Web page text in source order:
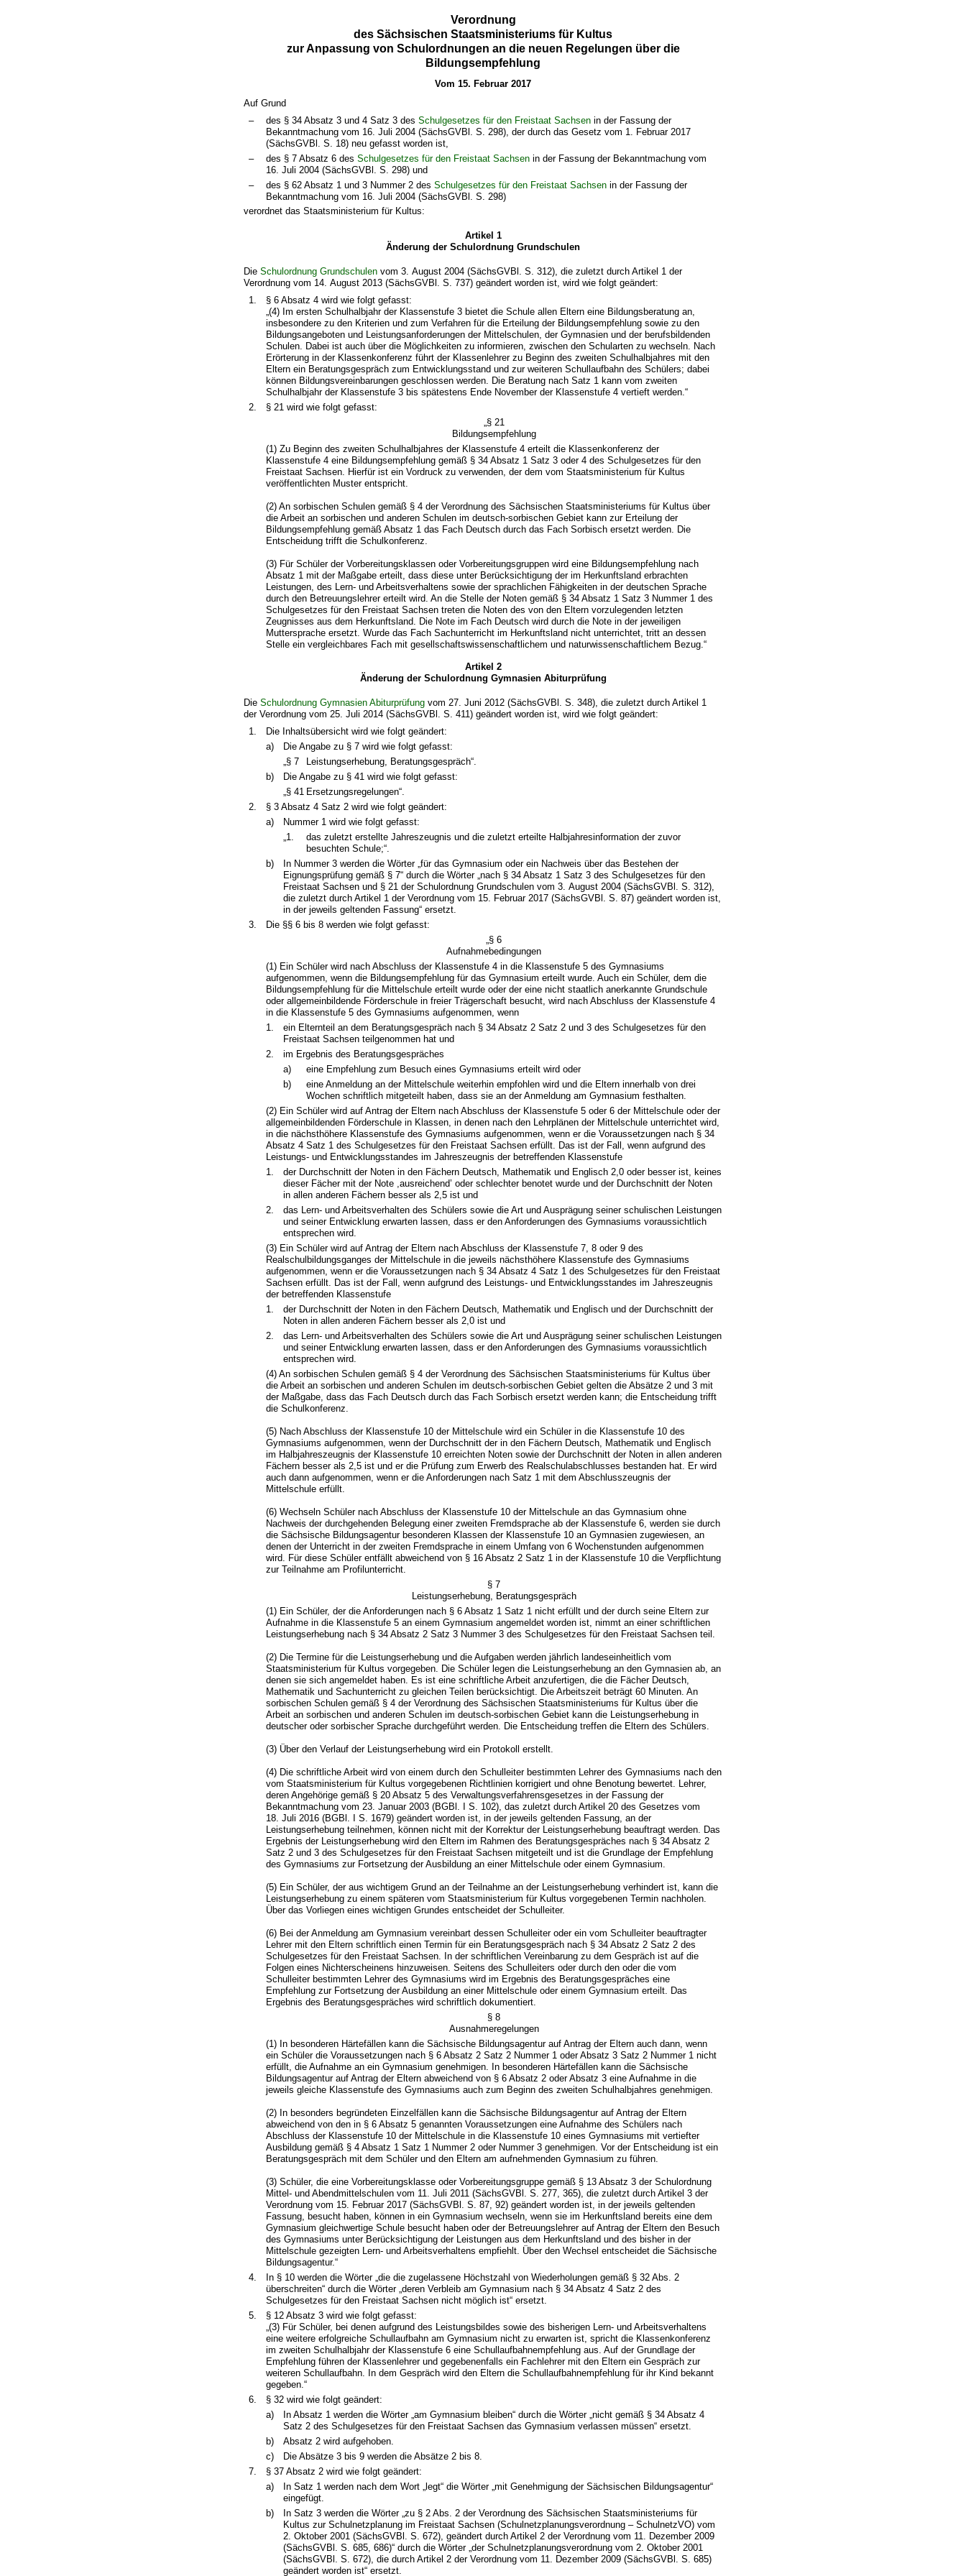
Verordnung
des Sächsischen Staatsministeriums für Kultus
zur Anpassung von Schulordnungen an die neuen Regelungen über die
Bildungsempfehlung
Vom 15. Februar 2017
Auf Grund
–
des § 34 Absatz 3 und 4 Satz 3 des Schulgesetzes für den Freistaat Sachsenin der Fassung der
Bekanntmachung vom 16. Juli 2004 (SächsGVBl. S. 298), der durch das Gesetz vom 1. Februar 2017
(SächsGVBl. S. 18) neu gefasst worden ist,
–
des § 7 Absatz 6 des Schulgesetzes für den Freistaat Sachsenin der Fassung der Bekanntmachung vom
16. Juli 2004 (SächsGVBl. S. 298) und
–
des § 62 Absatz 1 und 3 Nummer 2 des Schulgesetzes für den Freistaat Sachsenin der Fassung der
Bekanntmachung vom 16. Juli 2004 (SächsGVBl. S. 298)
verordnet das Staatsministerium für Kultus:
Artikel 1
Änderung der Schulordnung Grundschulen
DieSchulordnung Grundschulen vom 3. August 2004 (SächsGVBl. S. 312), die zuletzt durch Artikel 1 der
Verordnung vom 14. August 2013 (SächsGVBl. S. 737) geändert worden ist, wird wie folgt geändert:
1.
§ 6 Absatz 4 wird wie folgt gefasst:
„(4) Im ersten Schulhalbjahr der Klassenstufe 3 bietet die Schule allen Eltern eine Bildungsberatung an,
insbesondere zu den Kriterien und zum Verfahren für die Erteilung der Bildungsempfehlung sowie zu den
Bildungsangeboten und Leistungsanforderungen der Mittelschulen, der Gymnasien und der berufsbildenden
Schulen. Dabei ist auch über die Möglichkeiten zu informieren, zwischen den Schularten zu wechseln. Nach
Erörterung in der Klassenkonferenz führt der Klassenlehrer zu Beginn des zweiten Schulhalbjahres mit den
Eltern ein Beratungsgespräch zum Entwicklungsstand und zur weiteren Schullaufbahn des Schülers; dabei
können Bildungsvereinbarungen geschlossen werden. Die Beratung nach Satz 1 kann vom zweiten
Schulhalbjahr der Klassenstufe 3 bis spätestens Ende November der Klassenstufe 4 vertieft werden.“
2.
§ 21 wird wie folgt gefasst:
„§ 21
Bildungsempfehlung
(1) Zu Beginn des zweiten Schulhalbjahres der Klassenstufe 4 erteilt die Klassenkonferenz der
Klassenstufe 4 eine Bildungsempfehlung gemäß § 34 Absatz 1 Satz 3 oder 4 des Schulgesetzes für den
Freistaat Sachsen. Hierfür ist ein Vordruck zu verwenden, der dem vom Staatsministerium für Kultus
veröffentlichten Muster entspricht.
(2) An sorbischen Schulen gemäß § 4 der Verordnung des Sächsischen Staatsministeriums für Kultus über
die Arbeit an sorbischen und anderen Schulen im deutsch-sorbischen Gebiet kann zur Erteilung der
Bildungsempfehlung gemäß Absatz 1 das Fach Deutsch durch das Fach Sorbisch ersetzt werden. Die
Entscheidung trifft die Schulkonferenz.
(3) Für Schüler der Vorbereitungsklassen oder Vorbereitungsgruppen wird eine Bildungsempfehlung nach
Absatz 1 mit der Maßgabe erteilt, dass diese unter Berücksichtigung der im Herkunftsland erbrachten
Leistungen, des Lern- und Arbeitsverhaltens sowie der sprachlichen Fähigkeiten in der deutschen Sprache
durch den Betreuungslehrer erteilt wird. An die Stelle der Noten gemäß § 34 Absatz 1 Satz 3 Nummer 1 des
Schulgesetzes für den Freistaat Sachsen treten die Noten des von den Eltern vorzulegenden letzten
Zeugnisses aus dem Herkunftsland. Die Note im Fach Deutsch wird durch die Note in der jeweiligen
Muttersprache ersetzt. Wurde das Fach Sachunterricht im Herkunftsland nicht unterrichtet, tritt an dessen
Stelle ein vergleichbares Fach mit gesellschaftswissenschaftlichem und naturwissenschaftlichem Bezug.“
Artikel 2
Änderung der Schulordnung Gymnasien Abiturprüfung
DieSchulordnung Gymnasien Abiturprüfung vom 27. Juni 2012 (SächsGVBl. S. 348), die zuletzt durch Artikel 1
der Verordnung vom 25. Juli 2014 (SächsGVBl. S. 411) geändert worden ist, wird wie folgt geändert:
1.
Die Inhaltsübersicht wird wie folgt geändert:
a)
Die Angabe zu § 7 wird wie folgt gefasst:
„§ 7
Leistungserhebung, Beratungsgespräch“.
b)
Die Angabe zu § 41 wird wie folgt gefasst:
„§ 41 Ersetzungsregelungen“.
2.
§ 3 Absatz 4 Satz 2 wird wie folgt geändert:
a)
Nummer 1 wird wie folgt gefasst:
„1.
das zuletzt erstellte Jahreszeugnis und die zuletzt erteilte Halbjahresinformation der zuvor
besuchten Schule;“.
b)
In Nummer 3 werden die Wörter „für das Gymnasium oder ein Nachweis über das Bestehen der
Eignungsprüfung gemäß § 7“ durch die Wörter „nach § 34 Absatz 1 Satz 3 des Schulgesetzes für den
Freistaat Sachsen und § 21 der Schulordnung Grundschulen vom 3. August 2004 (SächsGVBl. S. 312),
die zuletzt durch Artikel 1 der Verordnung vom 15. Februar 2017 (SächsGVBl. S. 87) geändert worden ist,
in der jeweils geltenden Fassung“ ersetzt.
3.
Die §§ 6 bis 8 werden wie folgt gefasst:
„§ 6
Aufnahmebedingungen
(1) Ein Schüler wird nach Abschluss der Klassenstufe 4 in die Klassenstufe 5 des Gymnasiums
aufgenommen, wenn die Bildungsempfehlung für das Gymnasium erteilt wurde. Auch ein Schüler, dem die
Bildungsempfehlung für die Mittelschule erteilt wurde oder der eine nicht staatlich anerkannte Grundschule
oder allgemeinbildende Förderschule in freier Trägerschaft besucht, wird nach Abschluss der Klassenstufe 4
in die Klassenstufe 5 des Gymnasiums aufgenommen, wenn
1.
ein Elternteil an dem Beratungsgespräch nach § 34 Absatz 2 Satz 2 und 3 des Schulgesetzes für den
Freistaat Sachsen teilgenommen hat und
2.
im Ergebnis des Beratungsgespräches
a)
eine Empfehlung zum Besuch eines Gymnasiums erteilt wird oder
b)
eine Anmeldung an der Mittelschule weiterhin empfohlen wird und die Eltern innerhalb von drei
Wochen schriftlich mitgeteilt haben, dass sie an der Anmeldung am Gymnasium festhalten.
(2) Ein Schüler wird auf Antrag der Eltern nach Abschluss der Klassenstufe 5 oder 6 der Mittelschule oder der
allgemeinbildenden Förderschule in Klassen, in denen nach den Lehrplänen der Mittelschule unterrichtet wird,
in die nächsthöhere Klassenstufe des Gymnasiums aufgenommen, wenn er die Voraussetzungen nach § 34
Absatz 4 Satz 1 des Schulgesetzes für den Freistaat Sachsen erfüllt. Das ist der Fall, wenn aufgrund des
Leistungs- und Entwicklungsstandes im Jahreszeugnis der betreffenden Klassenstufe
1.
der Durchschnitt der Noten in den Fächern Deutsch, Mathematik und Englisch 2,0 oder besser ist, keines
dieser Fächer mit der Note ,ausreichend’ oder schlechter benotet wurde und der Durchschnitt der Noten
in allen anderen Fächern besser als 2,5 ist und
2.
das Lern- und Arbeitsverhalten des Schülers sowie die Art und Ausprägung seiner schulischen Leistungen
und seiner Entwicklung erwarten lassen, dass er den Anforderungen des Gymnasiums voraussichtlich
entsprechen wird.
(3) Ein Schüler wird auf Antrag der Eltern nach Abschluss der Klassenstufe 7, 8 oder 9 des
Realschulbildungsganges der Mittelschule in die jeweils nächsthöhere Klassenstufe des Gymnasiums
aufgenommen, wenn er die Voraussetzungen nach § 34 Absatz 4 Satz 1 des Schulgesetzes für den Freistaat
Sachsen erfüllt. Das ist der Fall, wenn aufgrund des Leistungs- und Entwicklungsstandes im Jahreszeugnis
der betreffenden Klassenstufe
1.
der Durchschnitt der Noten in den Fächern Deutsch, Mathematik und Englisch und der Durchschnitt der
Noten in allen anderen Fächern besser als 2,0 ist und
2.
das Lern- und Arbeitsverhalten des Schülers sowie die Art und Ausprägung seiner schulischen Leistungen
und seiner Entwicklung erwarten lassen, dass er den Anforderungen des Gymnasiums voraussichtlich
entsprechen wird.
(4) An sorbischen Schulen gemäß § 4 der Verordnung des Sächsischen Staatsministeriums für Kultus über
die Arbeit an sorbischen und anderen Schulen im deutsch-sorbischen Gebiet gelten die Absätze 2 und 3 mit
der Maßgabe, dass das Fach Deutsch durch das Fach Sorbisch ersetzt werden kann; die Entscheidung trifft
die Schulkonferenz.
(5) Nach Abschluss der Klassenstufe 10 der Mittelschule wird ein Schüler in die Klassenstufe 10 des
Gymnasiums aufgenommen, wenn der Durchschnitt der in den Fächern Deutsch, Mathematik und Englisch
im Halbjahreszeugnis der Klassenstufe 10 erreichten Noten sowie der Durchschnitt der Noten in allen anderen
Fächern besser als 2,5 ist und er die Prüfung zum Erwerb des Realschulabschlusses bestanden hat. Er wird
auch dann aufgenommen, wenn er die Anforderungen nach Satz 1 mit dem Abschlusszeugnis der
Mittelschule erfüllt.
(6) Wechseln Schüler nach Abschluss der Klassenstufe 10 der Mittelschule an das Gymnasium ohne
Nachweis der durchgehenden Belegung einer zweiten Fremdsprache ab der Klassenstufe 6, werden sie durch
die Sächsische Bildungsagentur besonderen Klassen der Klassenstufe 10 an Gymnasien zugewiesen, an
denen der Unterricht in der zweiten Fremdsprache in einem Umfang von 6 Wochenstunden aufgenommen
wird. Für diese Schüler entfällt abweichend von § 16 Absatz 2 Satz 1 in der Klassenstufe 10 die Verpflichtung
zur Teilnahme am Profilunterricht.
§ 7
Leistungserhebung, Beratungsgespräch
(1) Ein Schüler, der die Anforderungen nach § 6 Absatz 1 Satz 1 nicht erfüllt und der durch seine Eltern zur
Aufnahme in die Klassenstufe 5 an einem Gymnasium angemeldet worden ist, nimmt an einer schriftlichen
Leistungserhebung nach § 34 Absatz 2 Satz 3 Nummer 3 des Schulgesetzes für den Freistaat Sachsen teil.
(2) Die Termine für die Leistungserhebung und die Aufgaben werden jährlich landeseinheitlich vom
Staatsministerium für Kultus vorgegeben. Die Schüler legen die Leistungserhebung an den Gymnasien ab, an
denen sie sich angemeldet haben. Es ist eine schriftliche Arbeit anzufertigen, die die Fächer Deutsch,
Mathematik und Sachunterricht zu gleichen Teilen berücksichtigt. Die Arbeitszeit beträgt 60 Minuten. An
sorbischen Schulen gemäß § 4 der Verordnung des Sächsischen Staatsministeriums für Kultus über die
Arbeit an sorbischen und anderen Schulen im deutsch-sorbischen Gebiet kann die Leistungserhebung in
deutscher oder sorbischer Sprache durchgeführt werden. Die Entscheidung treffen die Eltern des Schülers.
(3) Über den Verlauf der Leistungserhebung wird ein Protokoll erstellt.
(4) Die schriftliche Arbeit wird von einem durch den Schulleiter bestimmten Lehrer des Gymnasiums nach den
vom Staatsministerium für Kultus vorgegebenen Richtlinien korrigiert und ohne Benotung bewertet. Lehrer,
deren Angehörige gemäß § 20 Absatz 5 des Verwaltungsverfahrensgesetzes in der Fassung der
Bekanntmachung vom 23. Januar 2003 (BGBl. I S. 102), das zuletzt durch Artikel 20 des Gesetzes vom
18. Juli 2016 (BGBl. I S. 1679) geändert worden ist, in der jeweils geltenden Fassung, an der
Leistungserhebung teilnehmen, können nicht mit der Korrektur der Leistungserhebung beauftragt werden. Das
Ergebnis der Leistungserhebung wird den Eltern im Rahmen des Beratungsgespräches nach § 34 Absatz 2
Satz 2 und 3 des Schulgesetzes für den Freistaat Sachsen mitgeteilt und ist die Grundlage der Empfehlung
des Gymnasiums zur Fortsetzung der Ausbildung an einer Mittelschule oder einem Gymnasium.
(5) Ein Schüler, der aus wichtigem Grund an der Teilnahme an der Leistungserhebung verhindert ist, kann die
Leistungserhebung zu einem späteren vom Staatsministerium für Kultus vorgegebenen Termin nachholen.
Über das Vorliegen eines wichtigen Grundes entscheidet der Schulleiter.
(6) Bei der Anmeldung am Gymnasium vereinbart dessen Schulleiter oder ein vom Schulleiter beauftragter
Lehrer mit den Eltern schriftlich einen Termin für ein Beratungsgespräch nach § 34 Absatz 2 Satz 2 des
Schulgesetzes für den Freistaat Sachsen. In der schriftlichen Vereinbarung zu dem Gespräch ist auf die
Folgen eines Nichterscheinens hinzuweisen. Seitens des Schulleiters oder durch den oder die vom
Schulleiter bestimmten Lehrer des Gymnasiums wird im Ergebnis des Beratungsgespräches eine
Empfehlung zur Fortsetzung der Ausbildung an einer Mittelschule oder einem Gymnasium erteilt. Das
Ergebnis des Beratungsgespräches wird schriftlich dokumentiert.
§ 8
Ausnahmeregelungen
(1) In besonderen Härtefällen kann die Sächsische Bildungsagentur auf Antrag der Eltern auch dann, wenn
ein Schüler die Voraussetzungen nach § 6 Absatz 2 Satz 2 Nummer 1 oder Absatz 3 Satz 2 Nummer 1 nicht
erfüllt, die Aufnahme an ein Gymnasium genehmigen. In besonderen Härtefällen kann die Sächsische
Bildungsagentur auf Antrag der Eltern abweichend von § 6 Absatz 2 oder Absatz 3 eine Aufnahme in die
jeweils gleiche Klassenstufe des Gymnasiums auch zum Beginn des zweiten Schulhalbjahres genehmigen.
(2) In besonders begründeten Einzelfällen kann die Sächsische Bildungsagentur auf Antrag der Eltern
abweichend von den in § 6 Absatz 5 genannten Voraussetzungen eine Aufnahme des Schülers nach
Abschluss der Klassenstufe 10 der Mittelschule in die Klassenstufe 10 eines Gymnasiums mit vertiefter
Ausbildung gemäß § 4 Absatz 1 Satz 1 Nummer 2 oder Nummer 3 genehmigen. Vor der Entscheidung ist ein
Beratungsgespräch mit dem Schüler und den Eltern am aufnehmenden Gymnasium zu führen.
(3) Schüler, die eine Vorbereitungsklasse oder Vorbereitungsgruppe gemäß § 13 Absatz 3 der Schulordnung
Mittel- und Abendmittelschulen vom 11. Juli 2011 (SächsGVBl. S. 277, 365), die zuletzt durch Artikel 3 der
Verordnung vom 15. Februar 2017 (SächsGVBl. S. 87, 92) geändert worden ist, in der jeweils geltenden
Fassung, besucht haben, können in ein Gymnasium wechseln, wenn sie im Herkunftsland bereits eine dem
Gymnasium gleichwertige Schule besucht haben oder der Betreuungslehrer auf Antrag der Eltern den Besuch
des Gymnasiums unter Berücksichtigung der Leistungen aus dem Herkunftsland und des bisher in der
Mittelschule gezeigten Lern- und Arbeitsverhaltens empfiehlt. Über den Wechsel entscheidet die Sächsische
Bildungsagentur.“
4.
In § 10 werden die Wörter „die die zugelassene Höchstzahl von Wiederholungen gemäß § 32 Abs. 2
überschreiten“ durch die Wörter „deren Verbleib am Gymnasium nach § 34 Absatz 4 Satz 2 des
Schulgesetzes für den Freistaat Sachsen nicht möglich ist“ ersetzt.
5.
§ 12 Absatz 3 wird wie folgt gefasst:
„(3) Für Schüler, bei denen aufgrund des Leistungsbildes sowie des bisherigen Lern- und Arbeitsverhaltens
eine weitere erfolgreiche Schullaufbahn am Gymnasium nicht zu erwarten ist, spricht die Klassenkonferenz
im zweiten Schulhalbjahr der Klassenstufe 6 eine Schullaufbahnempfehlung aus. Auf der Grundlage der
Empfehlung führen der Klassenlehrer und gegebenenfalls ein Fachlehrer mit den Eltern ein Gespräch zur
weiteren Schullaufbahn. In dem Gespräch wird den Eltern die Schullaufbahnempfehlung für ihr Kind bekannt
gegeben.“
6.
§ 32 wird wie folgt geändert:
a)
In Absatz 1 werden die Wörter „am Gymnasium bleiben“ durch die Wörter „nicht gemäß § 34 Absatz 4
Satz 2 des Schulgesetzes für den Freistaat Sachsen das Gymnasium verlassen müssen“ ersetzt.
b)
Absatz 2 wird aufgehoben.
c)
Die Absätze 3 bis 9 werden die Absätze 2 bis 8.
7.
§ 37 Absatz 2 wird wie folgt geändert:
a)
In Satz 1 werden nach dem Wort „legt“ die Wörter „mit Genehmigung der Sächsischen Bildungsagentur“
eingefügt.
b)
In Satz 3 werden die Wörter „zu § 2 Abs. 2 der Verordnung des Sächsischen Staatsministeriums für
Kultus zur Schulnetzplanung im Freistaat Sachsen (Schulnetzplanungsverordnung – SchulnetzVO) vom
2. Oktober 2001 (SächsGVBl. S. 672), geändert durch Artikel 2 der Verordnung vom 11. Dezember 2009
(SächsGVBl. S. 685, 686)“ durch die Wörter „der Schulnetzplanungsverordnung vom 2. Oktober 2001
(SächsGVBl. S. 672), die durch Artikel 2 der Verordnung vom 11. Dezember 2009 (SächsGVBl. S. 685)
geändert worden ist“ ersetzt.